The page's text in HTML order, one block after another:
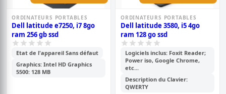
ORDINATEURS PORTABLES
Dell latitude e7250, i7 8go
ram 256 gb ssd
Etat de l'appareil Sans défaut
Graphics: Intel HD Graphics
5500: 128 MB
ORDINATEURS PORTABLES
Dell latitude 3580, i5 4go
ram 128 go ssd
Logiciels inclus: Foxit Reader;
Power iso, Google Chrome,
etc...
Description du Clavier:
QWERTY